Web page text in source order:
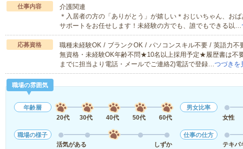
仕事内容
介護関連
＊入居者の方の「ありがとう」が嬉しい＊おじいちゃん、お
サポートをお任せします！未経験の方でも、誰でもできる以…
応募資格
職種未経験OK / ブランクOK / パソコンスキル不要 / 英語力不
無資格・未経験OK年齢不問★10名以上採用予定★履歴書は不
までに担当より電話・メールでご連絡2)電話で登録…つづきを
職場の雰囲気
年齢層
20代
30代 40代 50代 60代
男女比率
女性
職場の様子
活気がある
しずか
仕事の仕方
テキパ